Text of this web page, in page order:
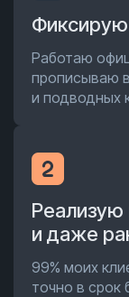
Фиксирую
Работаю
прописываю
и подводных
Реализую
и даже
99% моих
точно в срок